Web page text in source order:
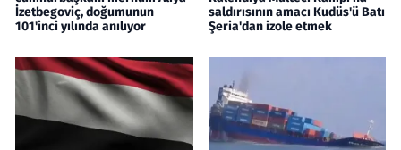
İzetbegoviç, doğumunun
101'inci yılında anılıyor
saldırısının amacı Kudüs'ü Batı
Şeria'dan izole etmek